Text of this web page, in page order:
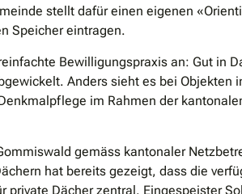
stellt dafür einen eigenen
Speicher eintragen.
Bewilligungspraxis an: Gut in
Anders sieht es bei Objekten
im Rahmen der
gemäss kantonaler
hat bereits gezeigt, dass die
private Dächer zentral. Eingespeister